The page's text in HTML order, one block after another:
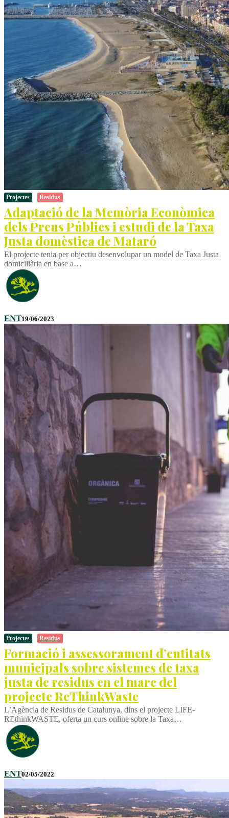
Projectes Residus
Adaptació de la Memòria Econòmica
dels Preus Públics i estudi de la Taxa
Justa domèstica de Mataró
El projecte tenia per objectiu desenvolupar un model de Taxa Justa
domiciliària en base a…
ENT19/06/2023
Projectes Residus
Formació i assessorament d’entitats
municipals sobre sistemes de taxa
justa de residus en el marc del
projecte ReThinkWaste
L’Agència de Residus de Catalunya, dins el projecte LIFE-
REthinkWASTE, oferta un curs online sobre la Taxa…
ENT02/05/2022